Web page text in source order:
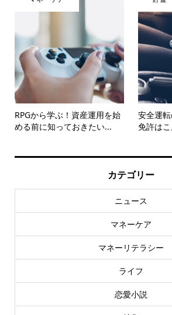
RPGから学ぶ！資産運用を始
める前に知っておきたい...
安全運
免許は
カテゴリー
ニュース
マネーケア
マネーリテラシー
ライフ
恋愛小説